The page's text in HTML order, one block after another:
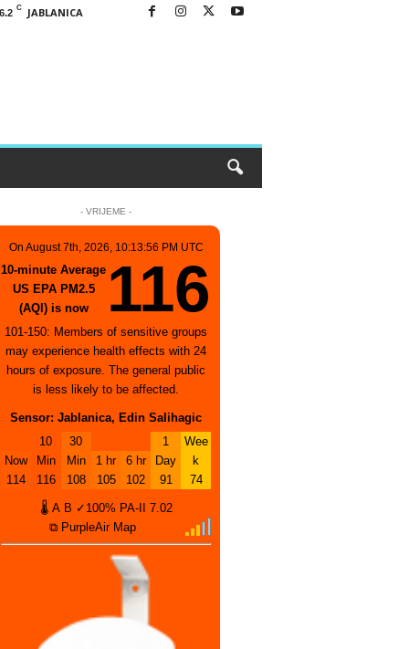
C JABLANICA
- VRIJEME -
On August 7th, 2026, 10:13:56 PM UTC
10-minute Average
US EPA PM2.5
(AQI) is now
116
101-150: Members of sensitive groups
may experience health effects with 24
hours of exposure. The general public
is less likely to be affected.
Sensor: Jablanica, Edin Salihagic
Now
114
10
Min
116
30
Min
108
1 hr
105
6 hr
102
1
Day
91
Wee
k
74
🌡 A B ✓100% PA-II
7.02
⧉ PurpleAir Map